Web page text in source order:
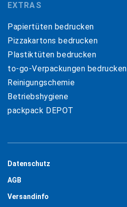
EXTRAS
Papiertüten bedrucken
Pizzakartons bedrucken
Plastiktüten bedrucken
to-go-Verpackungen bedrucken
Reinigungschemie
Betriebshygiene
packpack DEPOT
Datenschutz
AGB
Versandinfo